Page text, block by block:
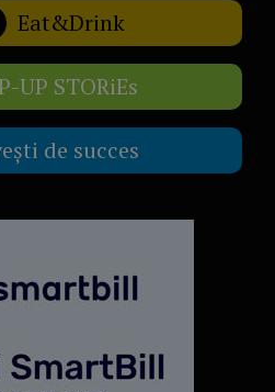
Eat&Drink
UP STORiEs
de succes